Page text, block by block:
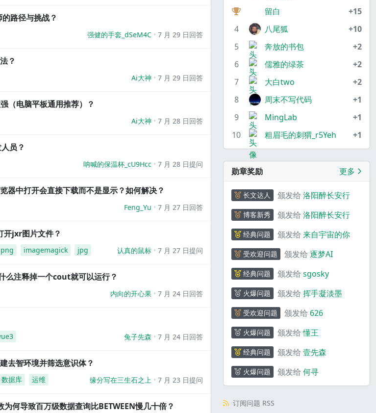
路径与挑战？
强健的手套_dSeM4C 7 月 29 日回答
？
Ai大神 7 月 29 日回答
（电脑平板通用推荐）？
Ai大神 7 月 28 日回答
员？
呐喊的保温杯_cU9Hcc 7 月 28 日提问
器中打开会直接下载而不是显示？如何解决？
Feng_Yu 7 月 27 日回答
开jxr图片文件？
png imagemagick jpg 认真的鼠标 7 月 27 日提问
么注释掉一个cout就可以运行？
内向的开心果 7 月 24 日回答
兔子先森 7 月 24 日回答
去智环境并筛选意识体？
数据库 运维 缘分写在三生石之上 7 月 23 日提问
为何导致百万级数据查询比BETWEEN慢几十倍？
留白
+15
4
八尾狐
+10
5
奔放的书包
+2
6
儒雅的绿茶
+2
7
大白two
+2
8
周末不写代码
+1
9
MingLab
+1
10
粗眉毛的刺猬_r5Yeh +1
勋章奖励 更多
长文达人 颁发给 洛阳醉长安行
博客新秀 颁发给 洛阳醉长安行
经典问题 颁发给 来自宇宙的你
受欢迎问题 颁发给 逐梦AI
经典问题 颁发给 sgosky
火爆问题 颁发给 挥手凝淡墨
受欢迎问题 颁发给 626
火爆问题 颁发给 懂王
经典问题 颁发给 壹先森
火爆问题 颁发给 何寻
订阅问题 RSS